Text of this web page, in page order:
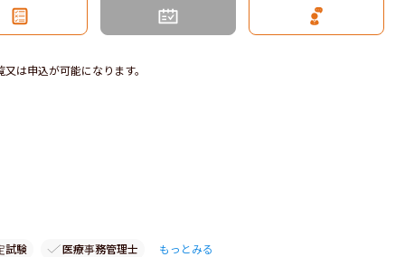
は申込が可能になります。
試験 医療事務管理士 もっとみる